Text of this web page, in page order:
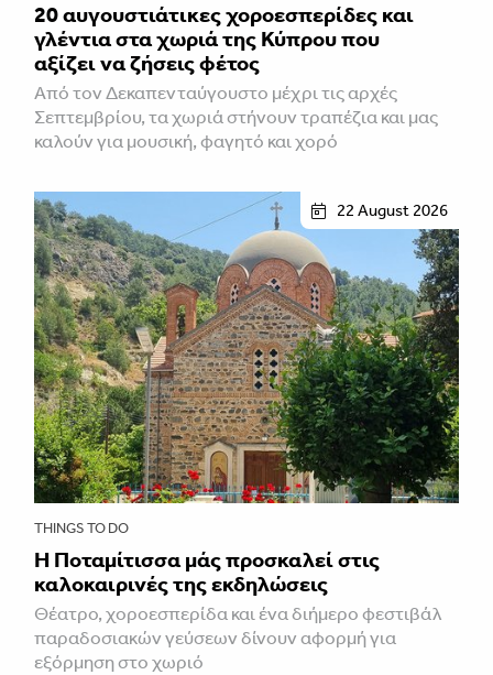
20 αυγουστιάτικες χοροεσπερίδες και
γλέντια στα χωριά της Κύπρου που
αξίζει να ζήσεις φέτος
Από τον Δεκαπενταύγουστο μέχρι τις αρχές
Σεπτεμβρίου, τα χωριά στήνουν τραπέζια και μας
καλούν για μουσική, φαγητό και χορό
22 August 2026
THINGS TO DO
Η Ποταμίτισσα μάς προσκαλεί στις
καλοκαιρινές της εκδηλώσεις
Θέατρο, χοροεσπερίδα και ένα διήμερο φεστιβάλ
παραδοσιακών γεύσεων δίνουν αφορμή για
εξόρμηση στο χωριό